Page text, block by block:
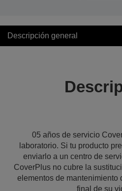
Descripción general
05 años de servicio
laboratorio. Si tu producto
enviarlo a un centro de
CoverPlus no cubre la
elementos de mantenimiento
final de su